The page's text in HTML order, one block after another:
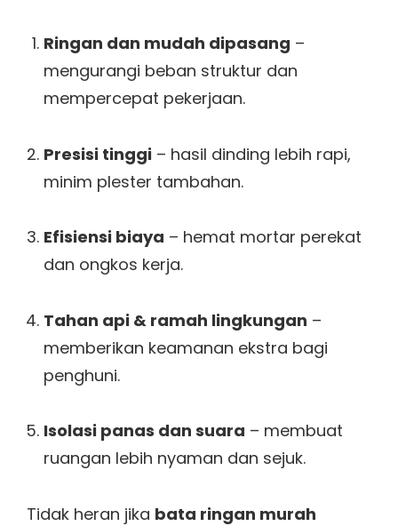
Ringan dan mudah dipasang –
mengurangi beban struktur dan
mempercepat pekerjaan.
Presisi tinggi– hasil dinding lebih rapi,
minim plester tambahan.
Efisiensi biaya – hemat mortar perekat
dan ongkos kerja.
Tahan api & ramah lingkungan –
memberikan keamanan ekstra bagi
penghuni.
Isolasi panas dan suara – membuat
ruangan lebih nyaman dan sejuk.
Tidak heran jika bata ringan murah